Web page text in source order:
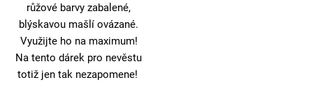
růžové barvy zabalené,
blýskavou mašlí ovázané.
Využijte ho na maximum!
Na tento dárek pro nevěstu
totiž jen tak nezapomene!